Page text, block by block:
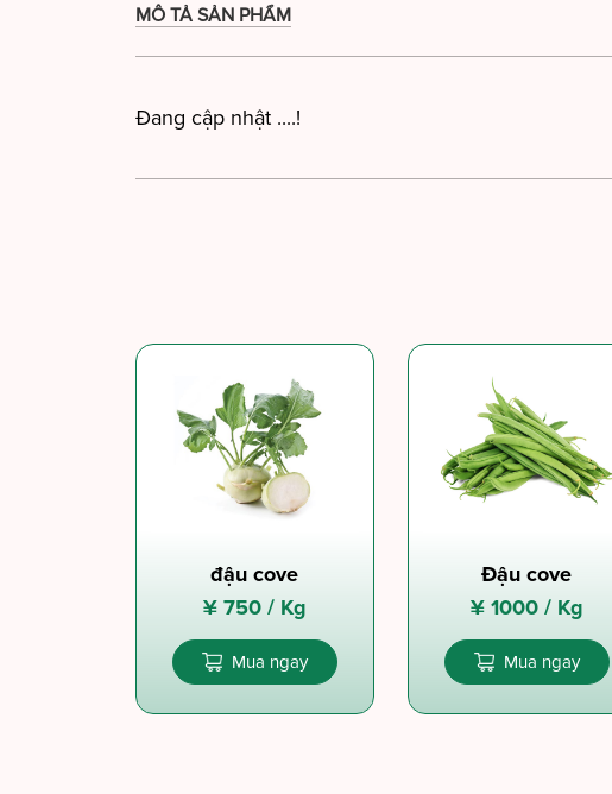
MÔ TẢ SẢN PHẨM
Đang cập nhật ....!
đậu cove
¥ 750 / Kg
Mua ngay
Đậu cove
¥ 1000 / Kg
Mua ngay